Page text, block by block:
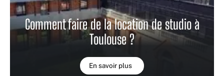
Comment faire de la location de studio à
Toulouse ?
En savoir plus